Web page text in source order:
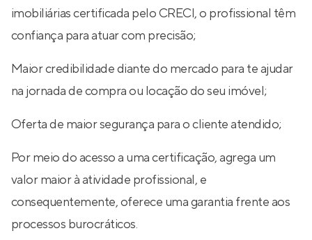
imobiliárias certificada pelo CRECI, o profissional têm
confiança para atuar com precisão;
Maior credibilidade diante do mercado para te ajudar
na jornada de compra ou locação do seu imóvel;
Oferta de maior segurança para o cliente atendido;
Por meio do acesso a uma certificação, agrega um
valor maior à atividade profissional, e
consequentemente, oferece uma garantia frente aos
processos burocráticos.